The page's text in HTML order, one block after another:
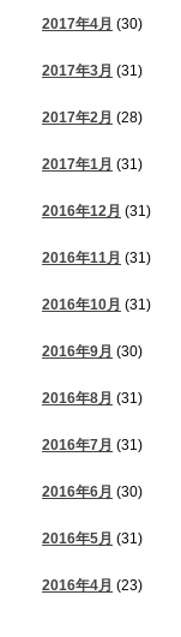
2017年4月 (30)
2017年3月 (31)
2017年2月 (28)
2017年1月 (31)
2016年12月 (31)
2016年11月 (31)
2016年10月 (31)
2016年9月 (30)
2016年8月 (31)
2016年7月 (31)
2016年6月 (30)
2016年5月 (31)
2016年4月 (23)